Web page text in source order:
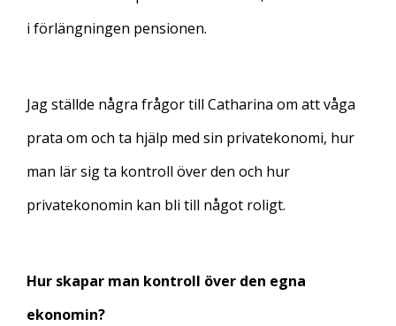
i förlängningen pensionen.
Jag ställde några frågor till Catharina om att våga
prata om och ta hjälp med sin privatekonomi, hur
man lär sig ta kontroll över den och hur
privatekonomin kan bli till något roligt.
Hur skapar man kontroll över den egna
ekonomin?